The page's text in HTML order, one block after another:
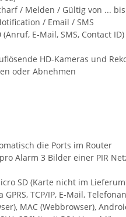
/ Melden / Gültig von ... bis
/ Email / SMS
E-Mail, SMS, Contact ID)
HD-Kameras und
oder Abnehmen
die Ports im Router
Alarm 3 Bilder einer PIR
SD (Karte nicht im
GPRS, TCP/IP, E-Mail,
MAC (Webbrowser),